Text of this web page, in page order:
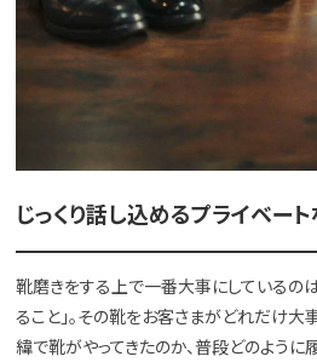
じっくり話し込めるプライベー
靴磨きをする上で一番大事にしているの
ること」。その靴をお客さまがどれだけ大
緯で靴がやってきたのか、普段どのように